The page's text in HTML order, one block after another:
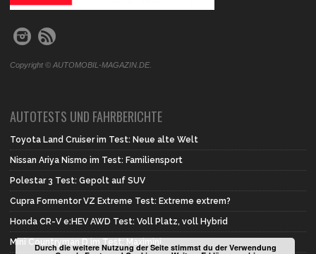
Copyright © AUTOMOBIL-MAGAZIN.DE.
AUTOTESTS UND FAHRBERICHTE
Toyota Land Cruiser im Test: Neue alte Welt
Nissan Ariya Nismo im Test: Familiensport
Polestar 3 Test: Gepolt auf SUV
Cupra Formentor VZ Extreme Test: Extreme extrem?
Honda CR-V e:HEV AWD Test: Voll Platz, voll Hybrid
Mini Countryman D im Test: Maximini
Durch die weitere Nutzung der Seite stimmst du der Verwendung